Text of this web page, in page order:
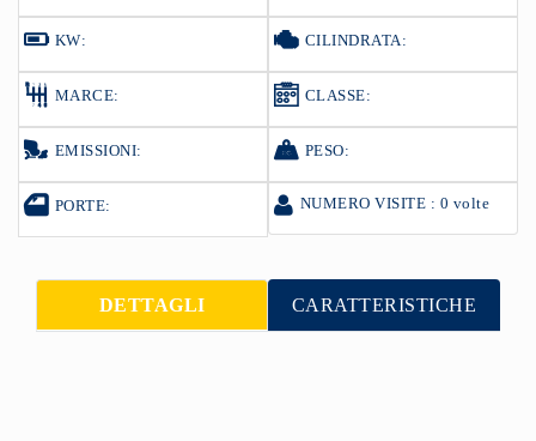
KW: CILINDRATA:
MARCE: CLASSE:
EMISSIONI: PESO:
PORTE: NUMERO VISITE : 0 volte
DETTAGLI CARATTERISTICHE